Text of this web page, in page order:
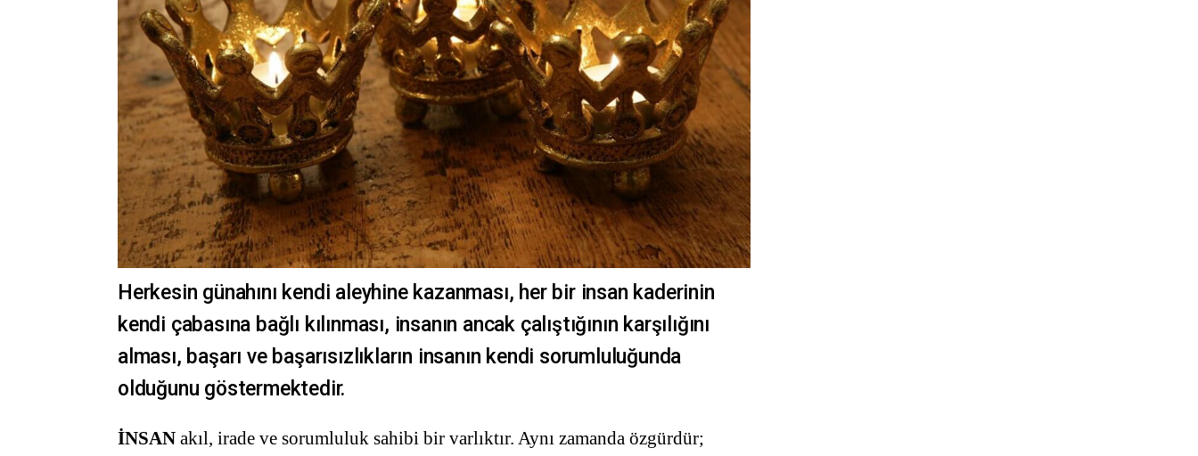
Herkesin günahını kendi aleyhine kazanması, her bir insan kaderinin
kendi çabasına bağlı kılınması, insanın ancak çalıştığının karşılığını
alması, başarı ve başarısızlıkların insanın kendi sorumluluğunda
olduğunu göstermektedir.
İNSAN akıl, irade ve sorumluluk sahibi bir varlıktır. Aynı zamanda özgürdür;